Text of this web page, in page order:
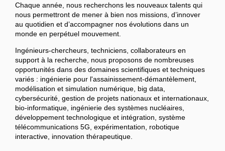
Chaque année, nous recherchons les nouveaux talents qui
nous permettront de mener à bien nos missions, d’innover
au quotidien et d’accompagner nos évolutions dans un
monde en perpétuel mouvement.
Ingénieurs-chercheurs, techniciens, collaborateurs en
support à la recherche, nous proposons de nombreuses
opportunités dans des domaines scientifiques et techniques
variés : ingénierie pour l'assainissement-démantèlement,
modélisation et simulation numérique, big data,
cybersécurité, gestion de projets nationaux et internationaux,
bio-informatique, ingénierie des systèmes nucléaires,
développement technologique et intégration, système
télécommunications 5G, expérimentation, robotique
interactive, innovation thérapeutique.